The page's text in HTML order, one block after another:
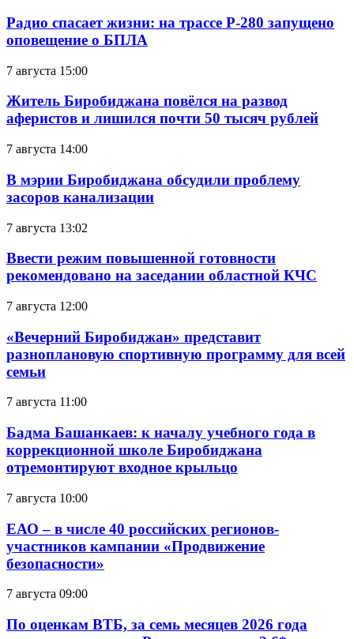
Радио спасает жизни: на трассе Р-280 запущено
оповещение о БПЛА
7 августа 15:00
Житель Биробиджана повёлся на развод
аферистов и лишился почти 50 тысяч рублей
7 августа 14:00
В мэрии Биробиджана обсудили проблему
засоров канализации
7 августа 13:02
Ввести режим повышенной готовности
рекомендовано на заседании областной КЧС
7 августа 12:00
«Вечерний Биробиджан» представит
разноплановую спортивную программу для всей
семьи
7 августа 11:00
Бадма Башанкаев: к началу учебного года в
коррекционной школе Биробиджана
отремонтируют входное крыльцо
7 августа 10:00
ЕАО – в числе 40 российских регионов-
участников кампании «Продвижение
безопасности»
7 августа 09:00
По оценкам ВТБ, за семь месяцев 2026 года